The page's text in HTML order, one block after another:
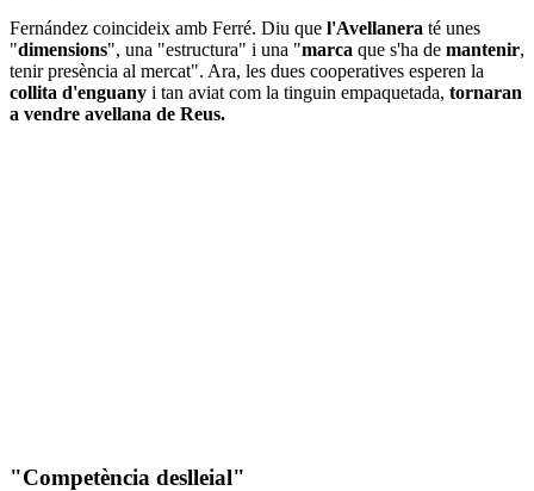
Fernández coincideix amb Ferré. Diu que l'Avellanera té unes
"dimensions", una "estructura" i una "marca que s'ha de mantenir,
tenir presència al mercat". Ara, les dues cooperatives esperen la
collita d'enguany i tan aviat com la tinguin empaquetada, tornaran
a vendre avellana de Reus.
"Competència deslleial"